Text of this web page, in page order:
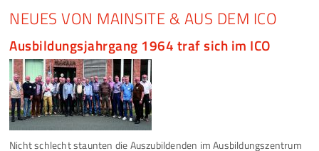
NEUES VON MAINSITE & AUS DEM ICO
Ausbildungsjahrgang 1964 traf sich im ICO
Nicht schlecht staunten die Auszubildenden im Ausbildungszentrum